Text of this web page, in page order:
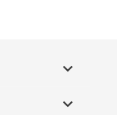

